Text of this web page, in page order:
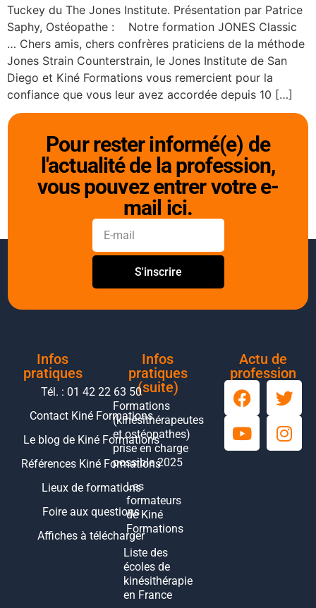
Tuckey du The Jones Institute. Présentation par Patrice
Saphy, Ostéopathe : Notre formation JONES Classic
… Chers amis, chers confrères praticiens de la méthode
Jones Strain Counterstrain, le Jones Institute de San
Diego et Kiné Formations vous remercient pour la
confiance que vous leur avez accordée depuis 10 […]
Pour rester informé(e) de
l'actualité de la profession,
vous pouvez entrer votre e-
mail ici.
S'inscrire
Infos
pratiques
Tél. : 01 42 22 63 50
Contact Kiné Formations
Le blog de Kiné Formations
Références Kiné Formations
Lieux de formations
Foire aux questions
Affiches à télécharger
Infos
pratiques
(suite)
Formations
(kinésithérapeutes
et ostéopathes)
prise en charge
possible 2025
Les
formateurs
de Kiné
Formations
Liste des
écoles de
kinésithérapie
en France
Actu de
profession